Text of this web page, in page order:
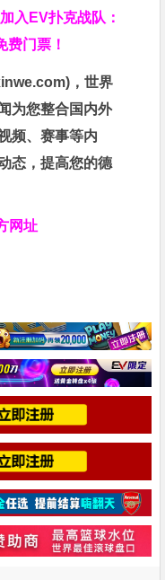
加入EV扑克战队：
费门票！
)，世界
为您整合国内外
频、赛事等内
态，提高您的德
网址